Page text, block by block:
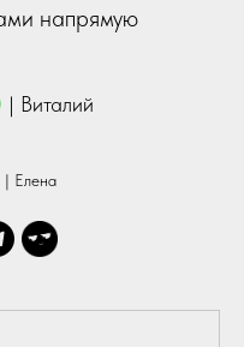
напрямую
| Виталий
| Елена